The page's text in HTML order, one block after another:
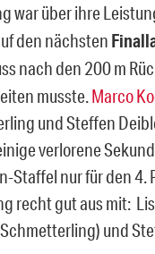
war über ihre
den nächsten
nach den 200 m
musste.Marco
und Steffen
verlorene
nur für den 4.
recht gut aus mit:
und